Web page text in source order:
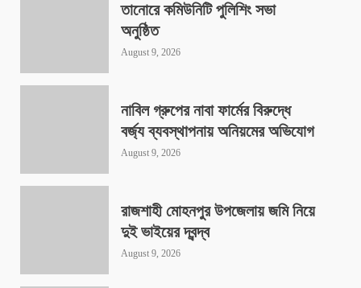
তানোরে কমিউনিটি পুলিশিং সভা
অনুষ্ঠিত
August 9, 2026
নাবিল গ্রুপের নাবা ফার্মের বিরুদ্ধে
বর্জ্য ব্যবস্থাপনায় অনিয়মের অভিযোগ
August 9, 2026
রাজশাহী মোহনপুর উপজেলায় জমি নিয়ে
দুই ভাইয়ের দ্বন্দ্ব
August 9, 2026